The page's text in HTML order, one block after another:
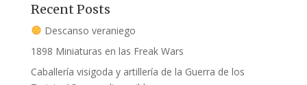
Recent Posts
Descanso veraniego
1898 Miniaturas en las Freak Wars
Caballería visigoda y artillería de la Guerra de los